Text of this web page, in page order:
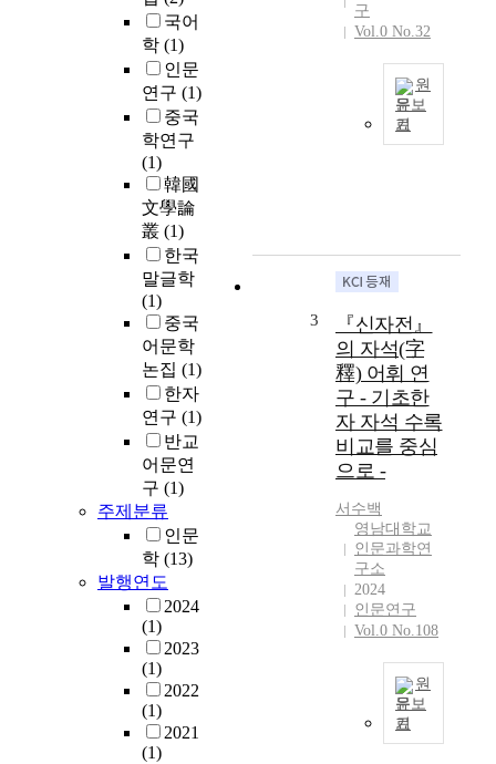
국어
학 (1)
인문
연구 (1)
중국
학연구
(1)
韓國
文學論
叢 (1)
한국
말글학
(1)
중국
어문학
논집 (1)
한자
연구 (1)
반교
어문연
구 (1)
주제분류
인문
학 (13)
발행연도
2024
(1)
2023
(1)
2022
(1)
2021
(1)
대
구
Vol.0 No.32
원
문보
기
3
『신자전』
의 자석(字
釋) 어휘 연
구 - 기초한
자 자석 수록
비교를 중심
으로 -
서수백
영남대학교
인문과학연
구소
2024
인문연구
Vol.0 No.108
원
문보
기